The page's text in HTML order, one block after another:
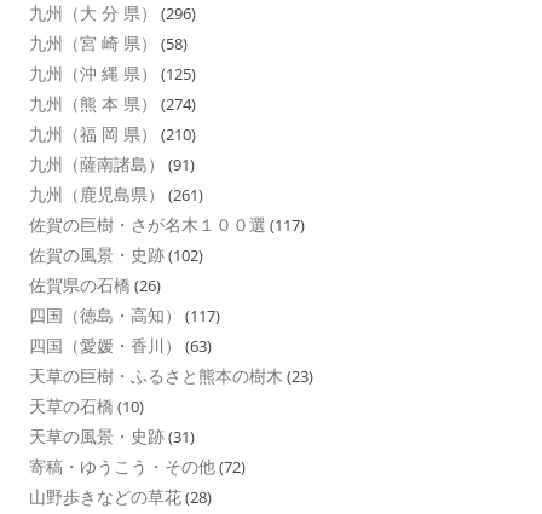
九州（大 分 県） (296)
九州（宮 崎 県） (58)
九州（沖 縄 県） (125)
九州（熊 本 県） (274)
九州（福 岡 県） (210)
九州（薩南諸島） (91)
九州（鹿児島県） (261)
佐賀の巨樹・さが名木１００選 (117)
佐賀の風景・史跡(102)
佐賀県の石橋 (26)
四国（徳島・高知） (117)
四国（愛媛・香川） (63)
天草の巨樹・ふるさと熊本の樹木 (23)
天草の石橋 (10)
天草の風景・史跡(31)
寄稿・ゆうこう・その他(72)
山野歩きなどの草花(28)